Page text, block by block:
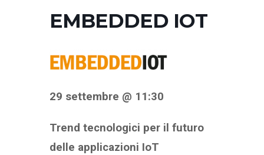
EMBEDDED IOT
29 settembre @ 11:30
Trend tecnologici per il futuro
delle applicazioni IoT